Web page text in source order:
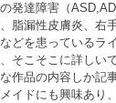
発達障害（
脂漏性皮膚炎、右
どを患っているラ
そこそこに詳しい
作品の内容しか記
イドにも興味あり